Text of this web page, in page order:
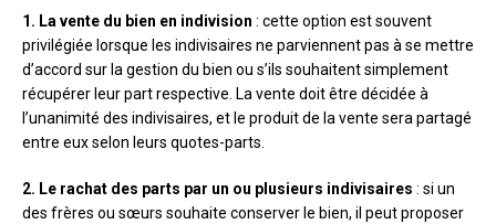
1. La vente du bien en indivision : cette option est souvent
privilégiée lorsque les indivisaires ne parviennent pas à se mettre
d’accord sur la gestion du bien ou s’ils souhaitent simplement
récupérer leur part respective. La vente doit être décidée à
l’unanimité des indivisaires, et le produit de la vente sera partagé
entre eux selon leurs quotes-parts.
2. Le rachat des parts par un ou plusieurs indivisaires : si un
des frères ou sœurs souhaite conserver le bien, il peut proposer